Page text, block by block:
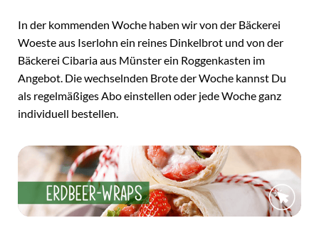
In der kommenden Woche haben wir von der Bäckerei
Woeste aus Iserlohn ein reines Dinkelbrot und von der
Bäckerei Cibaria aus Münster ein Roggenkasten im
Angebot. Die wechselnden Brote der Woche kannst Du
als regelmäßiges Abo einstellen oder jede Woche ganz
individuell bestellen.